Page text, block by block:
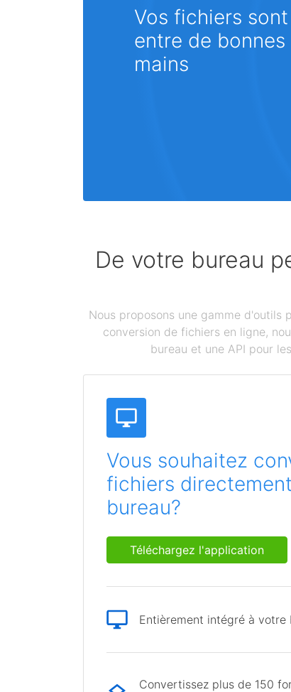
Vos fichiers sont
entre de bonnes
mains
De votre bureau
Nous proposons une gamme
conversion de fichiers en ligne,
bureau et une API pour
Vous souhaitez
fichiers
bureau?
Téléchargez l'application
Entièrement intégré à votre
Convertissez plus de 150